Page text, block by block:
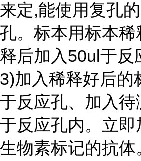
来定,能使用复孔
孔。标本用标本稀
释后加入50ul于反
3)加入稀释好后的
于反应孔、加入待
于反应孔内。立即
生物素标记的抗体